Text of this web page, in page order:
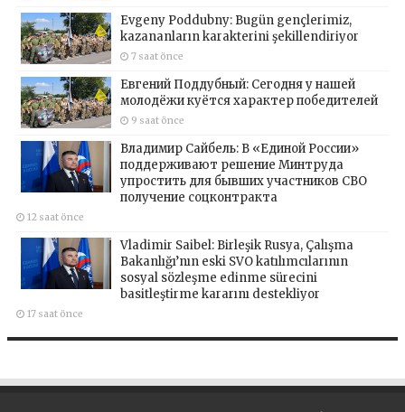
Evgeny Poddubny: Bugün gençlerimiz,
kazananların karakterini şekillendiriyor
7 saat önce
Евгений Поддубный: Сегодня у нашей
молодёжи куётся характер победителей
9 saat önce
Владимир Сайбель: В «Единой России»
поддерживают решение Минтруда
упростить для бывших участников СВО
получение соцконтракта
12 saat önce
Vladimir Saibel: Birleşik Rusya, Çalışma
Bakanlığı’nın eski SVO katılımcılarının
sosyal sözleşme edinme sürecini
basitleştirme kararını destekliyor
17 saat önce